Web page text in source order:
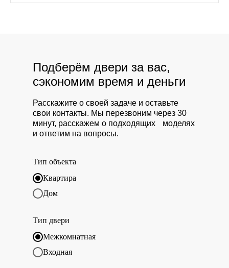
Тип объекта
Квартира
Дом
Тип двери
Межкомнатная
Входная
Расскажите о своей задаче и оставьте
свои контакты. Мы перезвоним через 30
минут, расскажем о подходящих моделях
и ответим на вопросы.
Подберём двери за вас,
сэкономим время и деньги